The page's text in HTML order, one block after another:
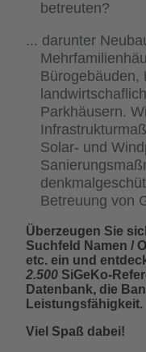
betreuten?
darunter
Bürogebäuden,
Parkhäusern.
Solar- und
Betreuung von
Überzeugen Sie
Suchfeld Namen /
etc. ein und
2.500 SiGeKo-
Datenbank, die
Leistungsfähigkeit.
Viel Spaß dabei!